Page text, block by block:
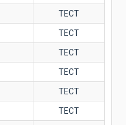
ТЕСТ
ТЕСТ
ТЕСТ
ТЕСТ
ТЕСТ
ТЕСТ